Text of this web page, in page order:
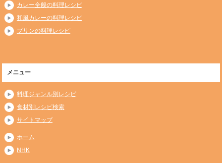
カレー全般の料理レシピ
和風カレーの料理レシピ
プリンの料理レシピ
メニュー
料理ジャンル別レシピ
食材別レシピ検索
サイトマップ
ホーム
NHK